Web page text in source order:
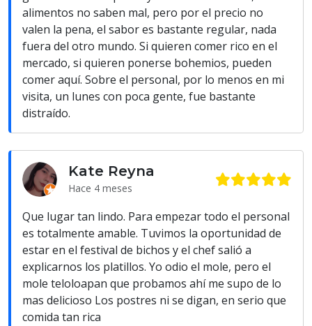
alimentos no saben mal, pero por el precio no
valen la pena, el sabor es bastante regular, nada
fuera del otro mundo. Si quieren comer rico en el
mercado, si quieren ponerse bohemios, pueden
comer aquí. Sobre el personal, por lo menos en mi
visita, un lunes con poca gente, fue bastante
distraído.
Kate Reyna
Hace 4 meses
Que lugar tan lindo. Para empezar todo el personal
es totalmente amable. Tuvimos la oportunidad de
estar en el festival de bichos y el chef salió a
explicarnos los platillos. Yo odio el mole, pero el
mole teloloapan que probamos ahí me supo de lo
mas delicioso Los postres ni se digan, en serio que
comida tan rica